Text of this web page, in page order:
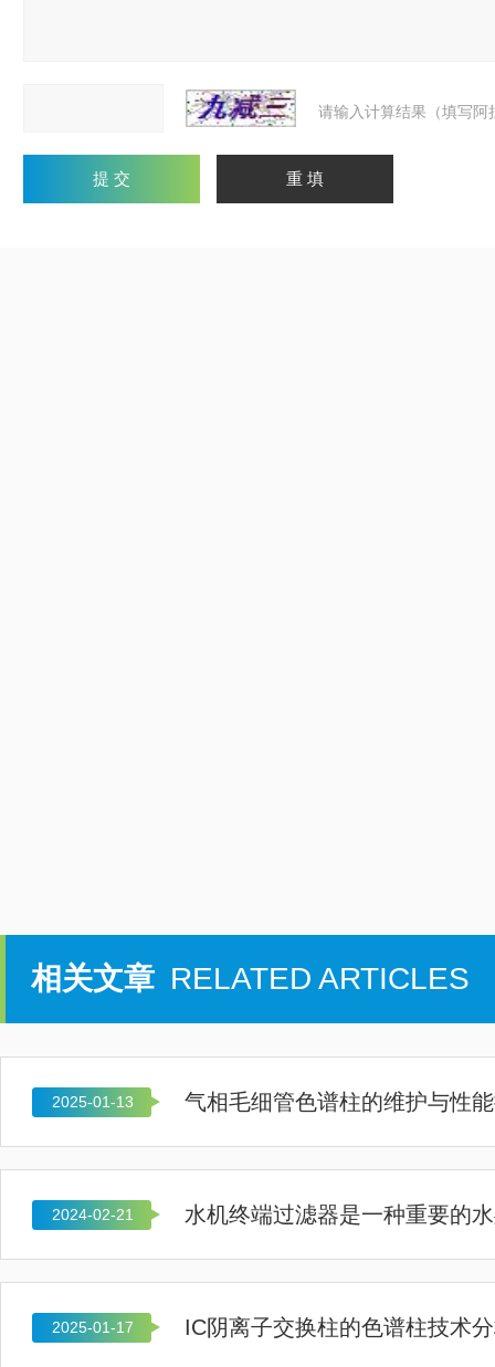
请输入计算结果（填写
相关文章 RELATED ARTICLES
2025-01-13 气相毛细管色谱柱的维护与性
2024-02-21 水机终端过滤器是一种重要的
2025-01-17 IC阴离子交换柱的色谱柱技术